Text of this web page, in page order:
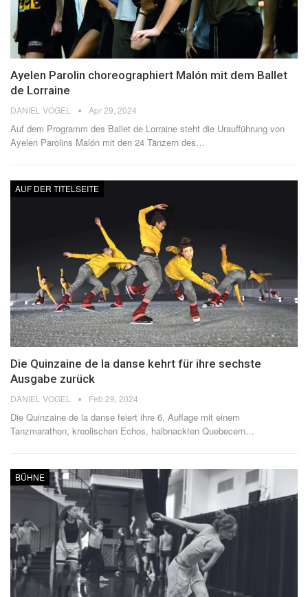
Ayelen Parolin choreographiert Malón mit dem Ballet
de Lorraine
DANIEL VOGEL Apr 29, 2024
Auf dem Programm des Ballet de Lorraine steht die Uraufführung von
Ayelen Parolins Malón mit den 24 Tänzern des…
AUF DER TITELSEITE
Die Quinzaine de la danse kehrt für ihre sechste
Ausgabe zurück
DANIEL VOGEL Feb 29, 2024
Die Quinzaine de la danse feiert ihre 6. Auflage mit einem
Tanzmarathon, kreolischen Echos, halbnackten Quebecern…
BÜHNE